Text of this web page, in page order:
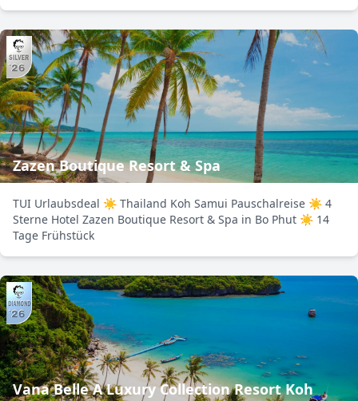
Zazen Boutique Resort & Spa
TUI Urlaubsdeal ☀ Thailand Koh Samui Pauschalreise ☀ 4
Sterne Hotel Zazen Boutique Resort & Spa in Bo Phut ☀ 14
Tage Frühstück
Vana Belle A Luxury Collection Resort Koh